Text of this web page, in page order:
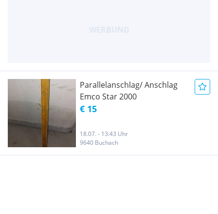
Parallelanschlag/ Anschlag
Emco Star 2000
€ 15
18.07. - 13:43 Uhr
9640 Buchach